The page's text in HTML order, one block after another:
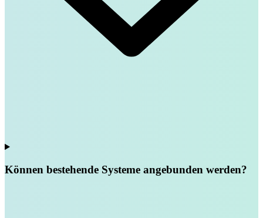
Können bestehende Systeme angebunden werden?